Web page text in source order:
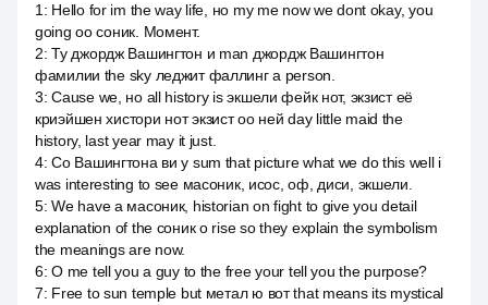
1 : Hello for im the way life, но my me now we dont okay, you
going оо соник. Момент.
2:Ту джордж Вашингтон и man джордж Вашингтон
фамилии the sky леджит фаллинг а person.
3:Cause we, но all history is экшели фейк нот, экзист её
криэйшен хистори нот экзист оо ней day little maid the
history, last year may it just.
4:Со Вашингтона ви у sum that picture what we do this well i
was interesting to see масоник, исос, оф, диси, экшели.
5:We have a масоник, historian on fight to give you detail
explanation of the соник о rise so they explain the symbolism
the meanings are now.
6:О me tell you a guy to the free your tell you the purpose?
7: Free to sun temple but метал ю вот that means its mystical